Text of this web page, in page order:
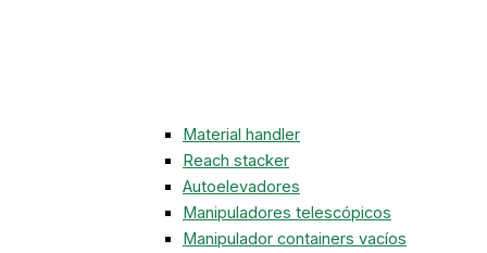
Material handler
Reach stacker
Autoelevadores
Manipuladores telescópicos
Manipulador containers vacíos